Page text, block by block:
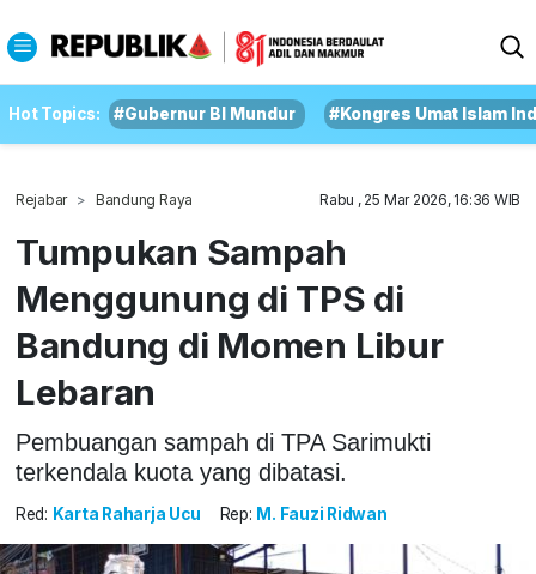
Hot Topics: #Gubernur BI Mundur #Kongres Umat Islam
Rejabar Bandung Raya Rabu , 25 Mar 2026, 16:36 WIB
Tumpukan Sampah
Menggunung di TPS di
Bandung di Momen Libur
Lebaran
Pembuangan sampah di TPA Sarimukti
terkendala kuota yang dibatasi.
Red: Karta Raharja Ucu Rep: M. Fauzi Ridwan